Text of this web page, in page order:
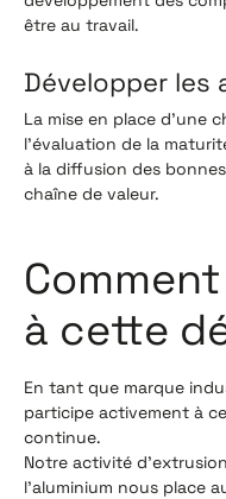
être au travail.
Développer les
La mise en place d'une
l'évaluation de la
à la diffusion des
chaîne de valeur.
à cette
En tant que marque
participe activement à
continue.
Notre activité
l'aluminium nous place